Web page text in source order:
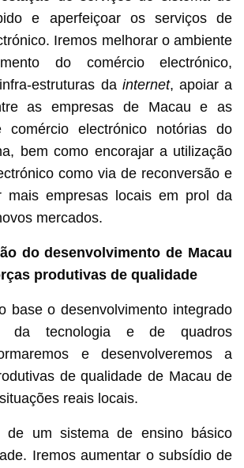
e aperfeiçoar os serviços de
Iremos melhorar o ambiente
do comércio electrónico,
estruturas da internet, apoiar a
as empresas de Macau e as
comércio electrónico notórias do
bem como encorajar a utilização
como via de reconversão e
mais empresas locais em prol da
mercados.
do desenvolvimento de Macau
produtivas de qualidade
base o desenvolvimento integrado
da tecnologia e de quadros
e desenvolveremos a
de qualidade de Macau de
reais locais.
de um sistema de ensino básico
Iremos aumentar o subsídio de